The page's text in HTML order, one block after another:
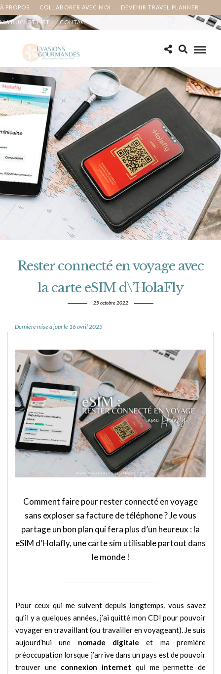
À PROPOS COLLABORER AVEC MOI DEVENIR TRAVEL PLANNER
MA BUCKET LIST CONTACT
Rester connecté en voyage avec
la carte eSIM d\’HolaFly
25 octobre 2022
Dernière mise à jour le 16 avril 2025
Comment faire pour rester connecté en voyage
sans exploser sa facture de téléphone ? Je vous
partage un bon plan qui fera plus d’un heureux : la
eSIM d’Holafly, une carte sim utilisable partout dans
le monde !
Pour ceux qui me suivent depuis longtemps, vous savez
qu’il y a quelques années, j’ai quitté mon CDI pour pouvoir
voyager en travaillant (ou travailler en voyageant). Je suis
aujourd’hui une nomade digitale et ma première
préoccupation lorsque j’arrive dans un pays est de pouvoir
trouver uneconnexion internet qui me permette de